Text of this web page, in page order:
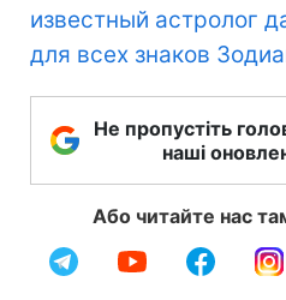
известный астролог
для всех знаков
Не пропустіть
наші
Або читайте нас